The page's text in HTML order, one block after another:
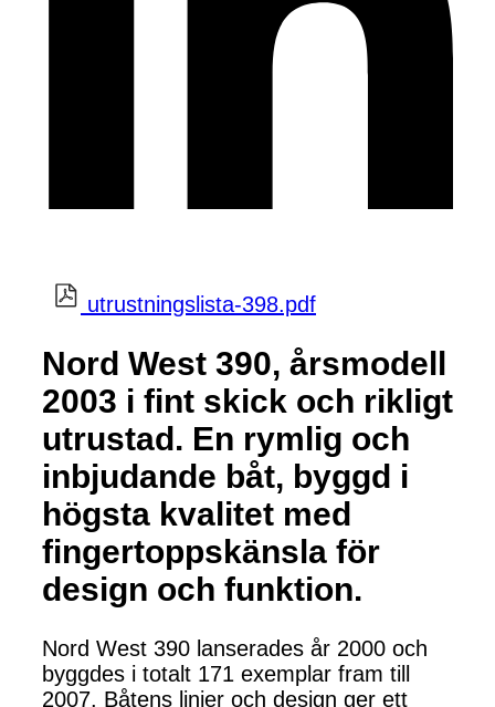
utrustningslista-398.pdf
Nord West 390, årsmodell
2003 i fint skick och rikligt
utrustad. En rymlig och
inbjudande båt, byggd i
högsta kvalitet med
fingertoppskänsla för
design och funktion.
Nord West 390 lanserades år 2000 och
byggdes i totalt 171 exemplar fram till
2007. Båtens linjer och design ger ett